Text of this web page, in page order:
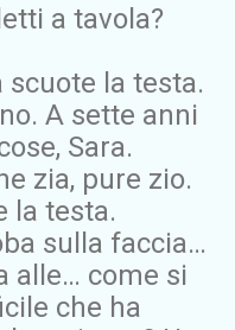
a tavola?
la testa.
A sette anni
Sara.
zia, pure zio.
la testa.
sulla faccia…
alle… come si
che ha